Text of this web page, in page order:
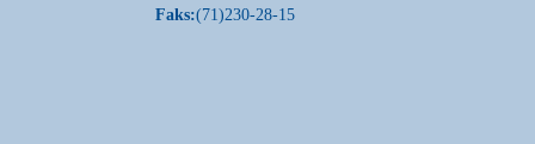
Faks:(71)230-28-15